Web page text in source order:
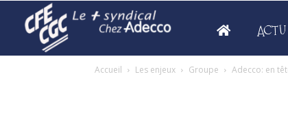
ACTU
Accueil Les enjeux Groupe Adecco: en